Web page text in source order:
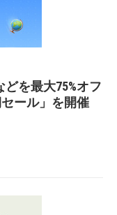
どを最大75%オフ
セール」を開催